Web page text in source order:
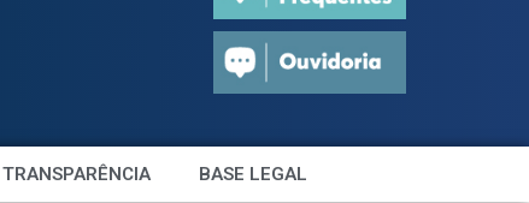
TRANSPARÊNCIA BASE LEGAL